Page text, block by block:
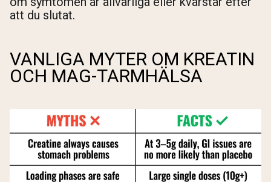
att du slutat.
VANLIGA MYTER OM KREATIN
OCH MAG-TARMHÄLSA